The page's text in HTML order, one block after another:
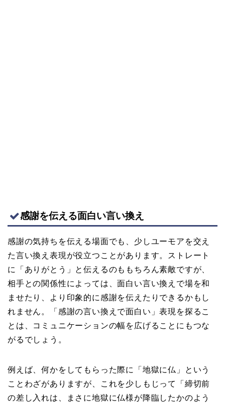
感謝を伝える面白い言い換え
感謝の気持ちを伝える場面でも、少しユーモアを交え
た言い換え表現が役立つことがあります。ストレート
に「ありがとう」と伝えるのももちろん素敵ですが、
相手との関係性によっては、面白い言い換えで場を和
ませたり、より印象的に感謝を伝えたりできるかもし
れません。「感謝の言い換えで面白い」表現を探るこ
とは、コミュニケーションの幅を広げることにもつな
がるでしょう。
例えば、何かをしてもらった際に「地獄に仏」という
ことわざがありますが、これを少しもじって「締切前
の差し入れは、まさに地獄に仏様が降臨したかのよう